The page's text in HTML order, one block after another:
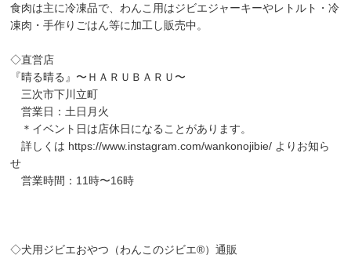
食肉は主に冷凍品で、わんこ用はジビエジャーキーやレトルト・冷
凍肉・手作りごはん等に加工し販売中。
◇直営店
『晴る晴る』〜ＨＡＲＵＢＡＲＵ〜
三次市下川立町
営業日：土日月火
＊イベント日は店休日になることがあります。
詳しくは https://www.instagram.com/wankonojibie/ よりお知ら
せ
営業時間：11時〜16時
◇犬用ジビエおやつ（わんこのジビエ®）通販